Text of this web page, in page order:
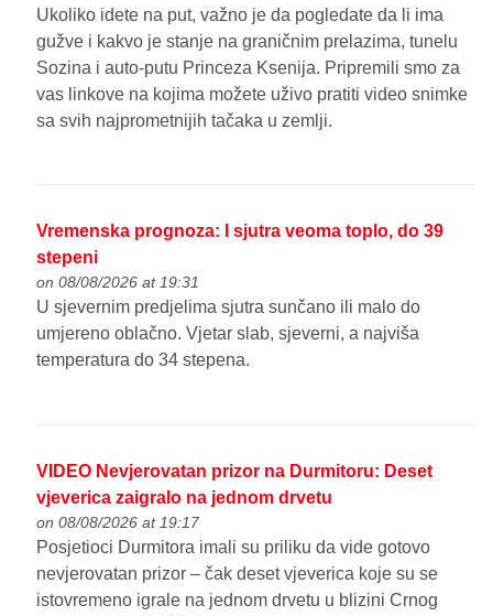
Ukoliko idete na put, važno je da pogledate da li ima
gužve i kakvo je stanje na graničnim prelazima, tunelu
Sozina i auto-putu Princeza Ksenija. Pripremili smo za
vas linkove na kojima možete uživo pratiti video snimke
sa svih najprometnijih tačaka u zemlji.
Vremenska prognoza: I sjutra veoma toplo, do 39
stepeni
on 08/08/2026 at 19:31
U sjevernim predjelima sjutra sunčano ili malo do
umjereno oblačno. Vjetar slab, sjeverni, a najviša
temperatura do 34 stepena.
VIDEO Nevjerovatan prizor na Durmitoru: Deset
vjeverica zaigralo na jednom drvetu
on 08/08/2026 at 19:17
Posjetioci Durmitora imali su priliku da vide gotovo
nevjerovatan prizor – čak deset vjeverica koje su se
istovremeno igrale na jednom drvetu u blizini Crnog